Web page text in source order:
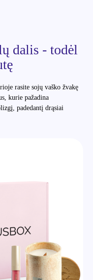
dalis - todėl
rasite sojų vaško žvakę
kurie pažadina
padedantį drąsiai